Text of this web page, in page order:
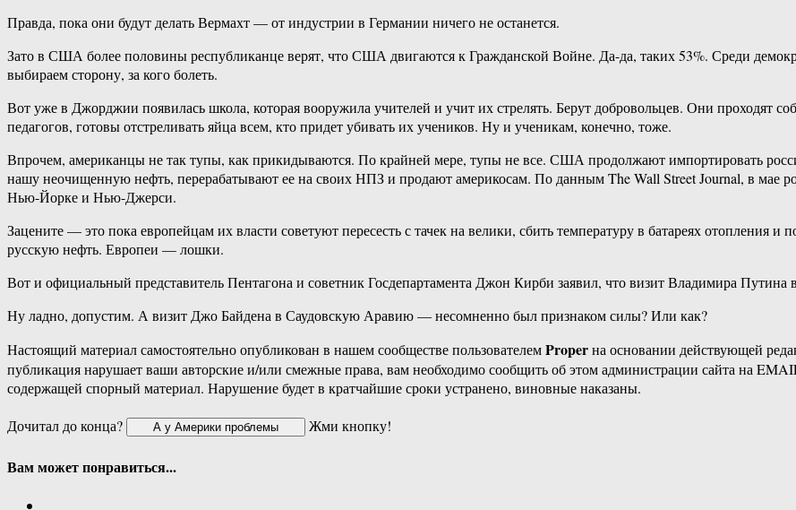
Правда, пока они будут делать Вермахт — от индустрии в Германии ничего не останется.
Зато в США более половины республиканце верят, что США двигаются к Гражданской Войне. Да-да, таких 53%. Среди
выбираем сторону, за кого болеть.
Вот уже в Джорджии появилась школа, которая вооружила учителей и учит их стрелять. Берут добровольцев. Они проходят
педагогов, готовы отстреливать яйца всем, кто придет убивать их учеников. Ну и ученикам, конечно, тоже.
Впрочем, американцы не так тупы, как прикидываются. По крайней мере, тупы не все. США продолжают импортировать
нашу неочищенную нефть, перерабатывают ее на своих НПЗ и продают америкосам. По данным The Wall Street Journal, в мае
Нью-Йорке и Нью-Джерси.
Зацените — это пока европейцам их власти советуют пересесть с тачек на велики, сбить температуру в батареях
русскую нефть. Европеи — лошки.
Вот и официальный представитель Пентагона и советник Госдепартамента Джон Кирби заявил, что визит Владимира Путина
Ну ладно, допустим. А визит Джо Байдена в Саудовскую Аравию — несомненно был признаком силы? Или как?
Настоящий материал самостоятельно опубликован в нашем сообществе пользователемProperна основании действующей
публикация нарушает ваши авторские и/или смежные права, вам необходимо сообщить об этом администрации сайта на
содержащей спорный материал. Нарушение будет в кратчайшие сроки устранено, виновные наказаны.
Дочитал до конца?
Жми кнопку!
Вам может понравиться...